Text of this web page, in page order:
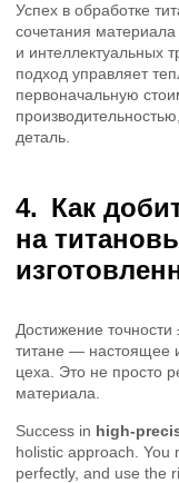
Успех в обработке
сочетания
и интеллектуальных
подход управляет
первоначальную
деталь.
Как
на
Достижение
титане — настоящее
цеха. Это не просто
материала.
Success in high-
holistic approach. You
perfectly, and use the